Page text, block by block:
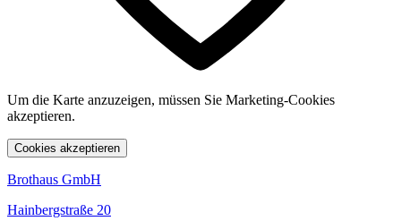
Um die Karte anzuzeigen, müssen Sie Marketing-Cookies
akzeptieren.
Cookies akzeptieren
Brothaus GmbH
Hainbergstraße 20